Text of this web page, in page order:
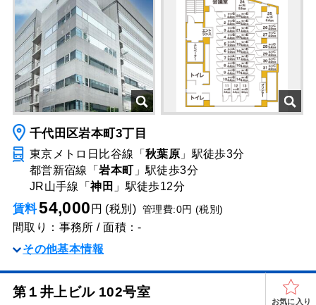
千代田区岩本町3丁目
東京メトロ日比谷線「 秋葉原 」駅徒歩3分
都営新宿線「岩本町 」駅徒歩3分
JR山手線「神田 」駅徒歩12分
賃料54,000 円 (税別) 管理費:0円 (税別)
間取り：事務所 / 面積：-
その他基本情報
第１井上ビル 102号室
お気に入り